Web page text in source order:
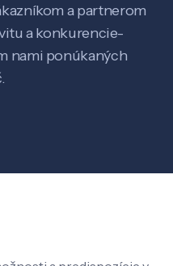
EN
a partnerom
a konkurencie-
nami ponúkaných